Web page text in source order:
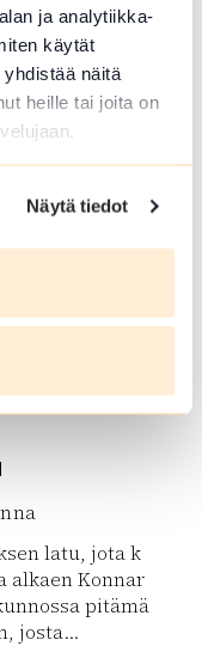
ja analytiikka-
käytät
näitä
heille tai joita on
Näytä tiedot
uimaranta
latu, jota k
alkaen Konnar
pitämä
josta...